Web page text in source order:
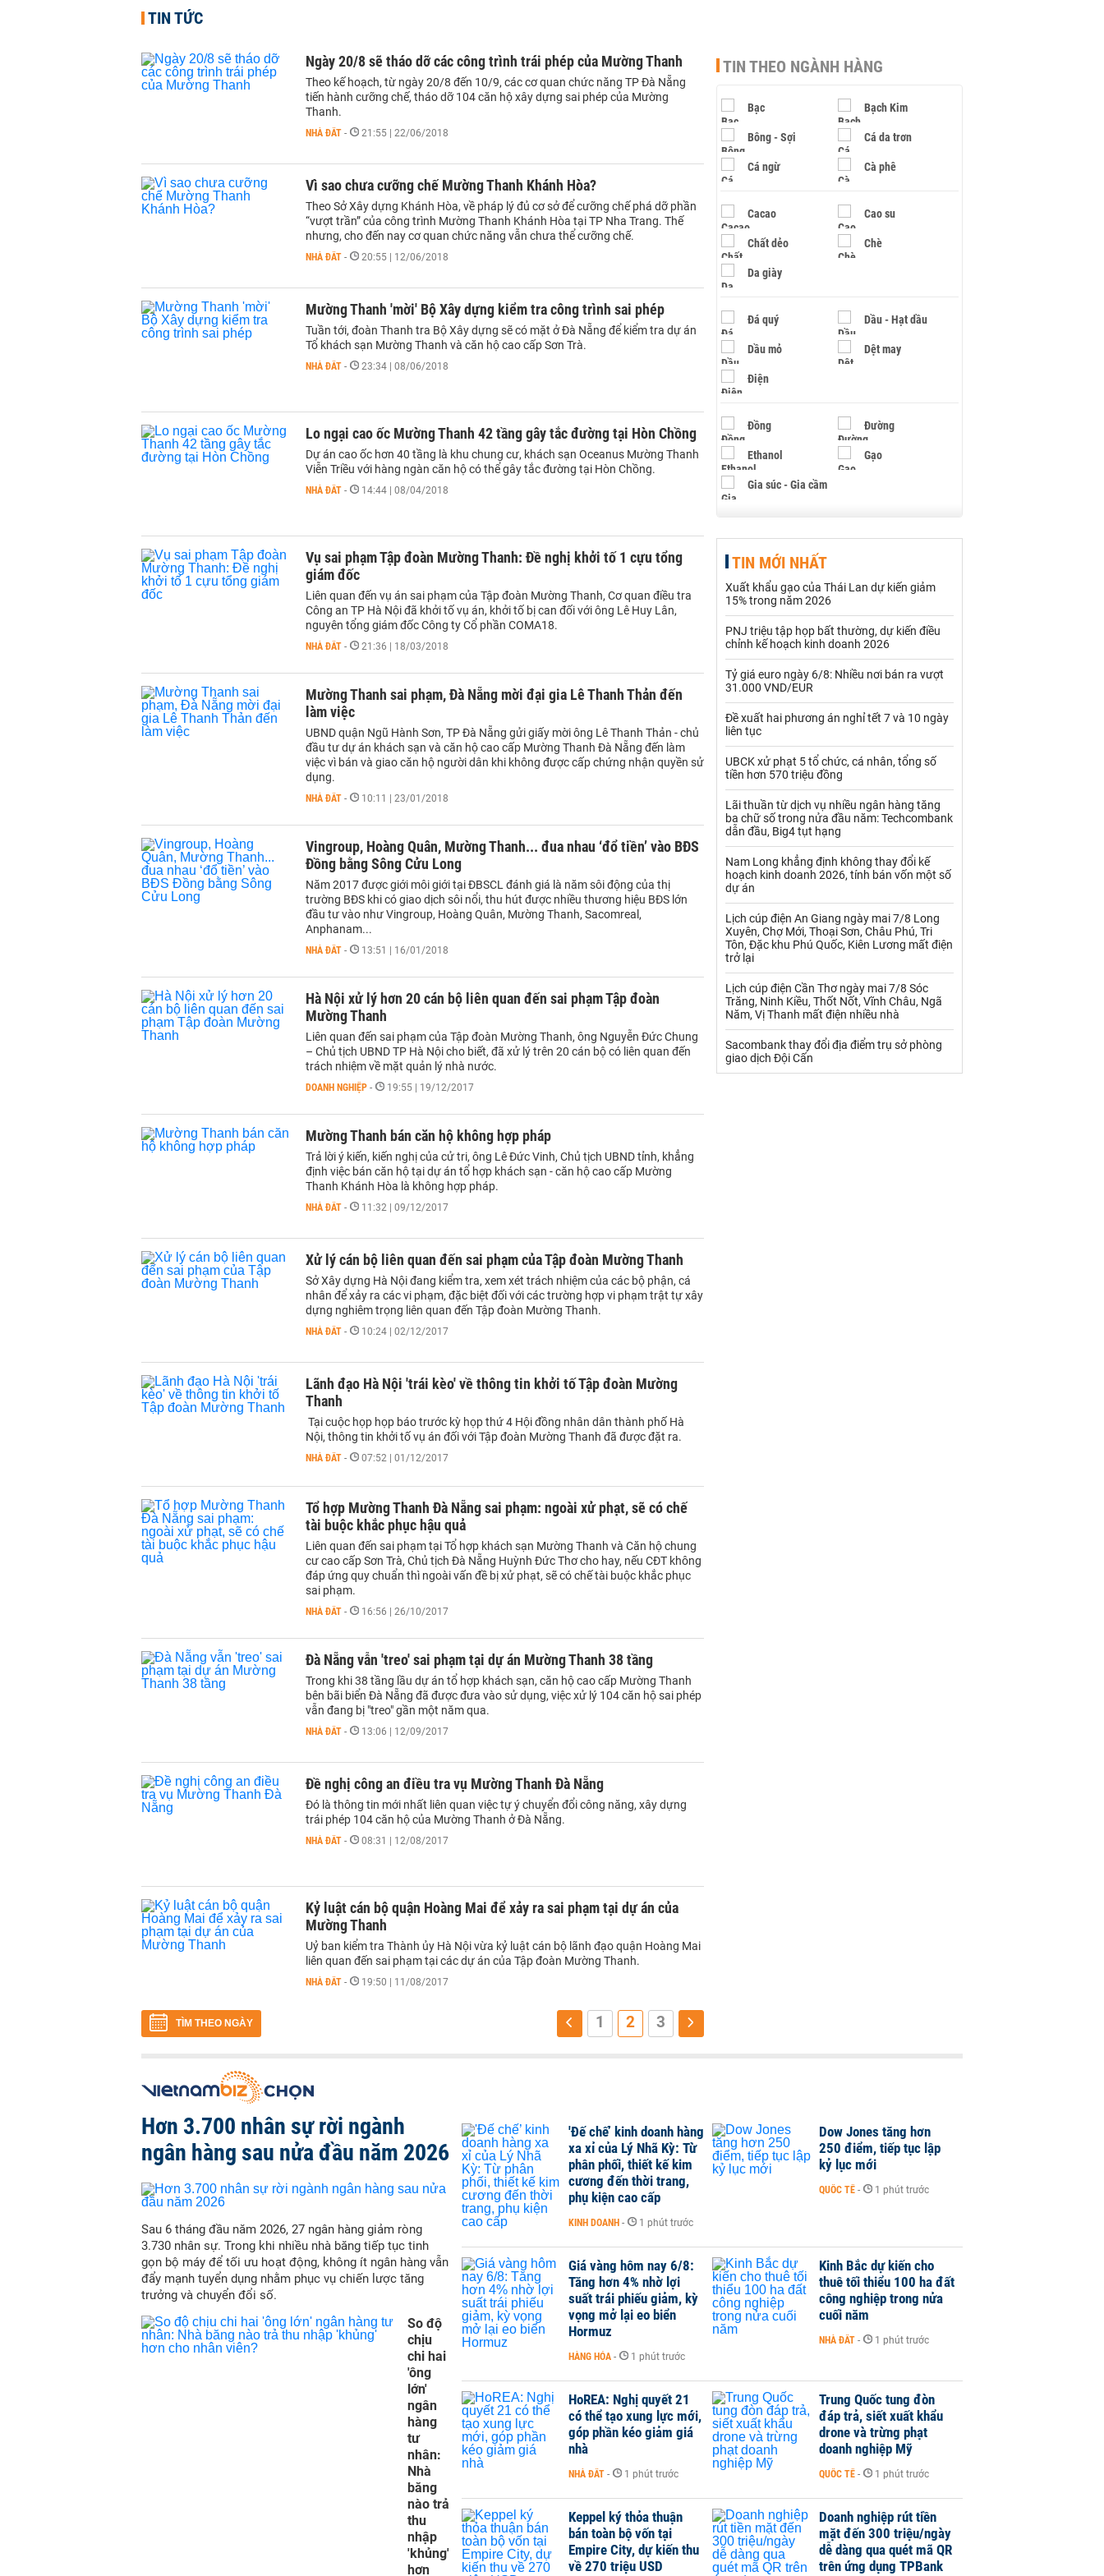
TIN TỨC
Ngày 20/8 sẽ tháo dỡ các công trình trái phép của Mường Thanh
Theo kế hoạch, từ ngày 20/8 đến 10/9, các cơ quan chức năng TP Đà Nẵng
tiến hành cưỡng chế, tháo dỡ 104 căn hộ xây dựng sai phép của Mường
Thanh.
NHÀ ĐẤT - 21:55 | 22/06/2018
Vì sao chưa cưỡng chế Mường Thanh Khánh Hòa?
Theo Sở Xây dựng Khánh Hòa, về pháp lý đủ cơ sở để cưỡng chế phá dỡ phần
“vượt trần” của công trình Mường Thanh Khánh Hòa tại TP Nha Trang. Thế
nhưng, cho đến nay cơ quan chức năng vẫn chưa thể cưỡng chế.
NHÀ ĐẤT - 20:55 | 12/06/2018
Mường Thanh 'mời' Bộ Xây dựng kiểm tra công trình sai phép
Tuần tới, đoàn Thanh tra Bộ Xây dựng sẽ có mặt ở Đà Nẵng để kiểm tra dự án
Tổ khách sạn Mường Thanh và căn hộ cao cấp Sơn Trà.
NHÀ ĐẤT - 23:34 | 08/06/2018
Lo ngại cao ốc Mường Thanh 42 tầng gây tắc đường tại Hòn Chồng
Dự án cao ốc hơn 40 tầng là khu chung cư, khách sạn Oceanus Mường Thanh
Viễn Triều với hàng ngàn căn hộ có thể gây tắc đường tại Hòn Chồng.
NHÀ ĐẤT - 14:44 | 08/04/2018
Vụ sai phạm Tập đoàn Mường Thanh: Đề nghị khởi tố 1 cựu tổng
giám đốc
Liên quan đến vụ án sai phạm của Tập đoàn Mường Thanh, Cơ quan điều tra
Công an TP Hà Nội đã khởi tố vụ án, khởi tố bị can đối với ông Lê Huy Lân,
nguyên tổng giám đốc Công ty Cổ phần COMA18.
NHÀ ĐẤT - 21:36 | 18/03/2018
Mường Thanh sai phạm, Đà Nẵng mời đại gia Lê Thanh Thản đến
làm việc
UBND quận Ngũ Hành Sơn, TP Đà Nẵng gửi giấy mời ông Lê Thanh Thản - chủ
đầu tư dự án khách sạn và căn hộ cao cấp Mường Thanh Đà Nẵng đến làm
việc vì bán và giao căn hộ người dân khi không được cấp chứng nhận quyền sử
dụng.
NHÀ ĐẤT - 10:11 | 23/01/2018
Vingroup, Hoàng Quân, Mường Thanh... đua nhau ‘đổ tiền’ vào BĐS
Đồng bằng Sông Cửu Long
Năm 2017 được giới môi giới tại ĐBSCL đánh giá là năm sôi động của thị
trường BĐS khi có giao dịch sôi nổi, thu hút được nhiều thương hiệu BĐS lớn
đầu tư vào như Vingroup, Hoàng Quân, Mường Thanh, Sacomreal,
Anphanam...
NHÀ ĐẤT - 13:51 | 16/01/2018
Hà Nội xử lý hơn 20 cán bộ liên quan đến sai phạm Tập đoàn
Mường Thanh
Liên quan đến sai phạm của Tập đoàn Mường Thanh, ông Nguyễn Đức Chung
– Chủ tịch UBND TP Hà Nội cho biết, đã xử lý trên 20 cán bộ có liên quan đến
trách nhiệm về mặt quản lý nhà nước.
DOANH NGHIỆP - 19:55 | 19/12/2017
Mường Thanh bán căn hộ không hợp pháp
Trả lời ý kiến, kiến nghị của cử tri, ông Lê Đức Vinh, Chủ tịch UBND tỉnh, khẳng
định việc bán căn hộ tại dự án tổ hợp khách sạn - căn hộ cao cấp Mường
Thanh Khánh Hòa là không hợp pháp.
NHÀ ĐẤT - 11:32 | 09/12/2017
Xử lý cán bộ liên quan đến sai phạm của Tập đoàn Mường Thanh
Sở Xây dựng Hà Nội đang kiểm tra, xem xét trách nhiệm của các bộ phận, cá
nhân để xảy ra các vi phạm, đặc biệt đối với các trường hợp vi phạm trật tự xây
dựng nghiêm trọng liên quan đến Tập đoàn Mường Thanh.
NHÀ ĐẤT - 10:24 | 02/12/2017
Lãnh đạo Hà Nội 'trái kèo' về thông tin khởi tố Tập đoàn Mường
Thanh
Tại cuộc họp họp báo trước kỳ họp thứ 4 Hội đồng nhân dân thành phố Hà
Nội, thông tin khởi tố vụ án đối với Tập đoàn Mường Thanh đã được đặt ra.
NHÀ ĐẤT - 07:52 | 01/12/2017
Tổ hợp Mường Thanh Đà Nẵng sai phạm: ngoài xử phạt, sẽ có chế
tài buộc khắc phục hậu quả
Liên quan đến sai phạm tại Tổ hợp khách sạn Mường Thanh và Căn hộ chung
cư cao cấp Sơn Trà, Chủ tịch Đà Nẵng Huỳnh Đức Thơ cho hay, nếu CĐT không
đáp ứng quy chuẩn thì ngoài vấn đề bị xử phạt, sẽ có chế tài buộc khắc phục
sai phạm.
NHÀ ĐẤT - 16:56 | 26/10/2017
Đà Nẵng vẫn 'treo' sai phạm tại dự án Mường Thanh 38 tầng
Trong khi 38 tầng lầu dự án tổ hợp khách sạn, căn hộ cao cấp Mường Thanh
bên bãi biển Đà Nẵng đã được đưa vào sử dụng, việc xử lý 104 căn hộ sai phép
vẫn đang bị "treo" gần một năm qua.
NHÀ ĐẤT - 13:06 | 12/09/2017
Đề nghị công an điều tra vụ Mường Thanh Đà Nẵng
Đó là thông tin mới nhất liên quan việc tự ý chuyển đổi công năng, xây dựng
trái phép 104 căn hộ của Mường Thanh ở Đà Nẵng.
NHÀ ĐẤT - 08:31 | 12/08/2017
Kỷ luật cán bộ quận Hoàng Mai để xảy ra sai phạm tại dự án của
Mường Thanh
Uỷ ban kiểm tra Thành ủy Hà Nội vừa kỷ luật cán bộ lãnh đạo quận Hoàng Mai
liên quan đến sai phạm tại các dự án của Tập đoàn Mường Thanh.
NHÀ ĐẤT - 19:50 | 11/08/2017
TÌM THEO NGÀY 1 2 3
TIN THEO NGÀNH HÀNG
Bạc Bạch Kim
Bông - Sợi Cá da trơn
Cá ngừ Cà phê
Cacao Cao su
Chất dẻo Chè
Da giày
Đá quý Dầu - Hạt dầu
Dầu mỏ Dệt may
Điện
Đồng Đường
Ethanol Gạo
Gia súc - Gia cầm
Hạt điều
Khí đốt
Kim loại khác Mắc ca
Muối Ngũ cốc
Nhựa - Hạt nhựa
Palladium Phân bón
Rau - Củ -Quả
Sữa
Than Thức ăn chăn nuôi
Thủy hải sản khác Tôm
VLXD khác Xăng dầu
Xi măng - Clynker
TIN MỚI NHẤT
Xuất khẩu gạo của Thái Lan dự kiến giảm
15% trong năm 2026
PNJ triệu tập họp bất thường, dự kiến điều
chỉnh kế hoạch kinh doanh 2026
Tỷ giá euro ngày 6/8: Nhiều nơi bán ra vượt
31.000 VND/EUR
Đề xuất hai phương án nghỉ tết 7 và 10 ngày
liên tục
UBCK xử phạt 5 tổ chức, cá nhân, tổng số
tiền hơn 570 triệu đồng
Lãi thuần từ dịch vụ nhiều ngân hàng tăng
ba chữ số trong nửa đầu năm: Techcombank
dẫn đầu, Big4 tụt hạng
Nam Long khẳng định không thay đổi kế
hoạch kinh doanh 2026, tính bán vốn một số
dự án
Lịch cúp điện An Giang ngày mai 7/8 Long
Xuyên, Chợ Mới, Thoại Sơn, Châu Phú, Tri
Tôn, Đặc khu Phú Quốc, Kiên Lương mất điện
trở lại
Lịch cúp điện Cần Thơ ngày mai 7/8 Sóc
Trăng, Ninh Kiều, Thốt Nốt, Vĩnh Châu, Ngã
Năm, Vị Thanh mất điện nhiều nhà
Sacombank thay đổi địa điểm trụ sở phòng
giao dịch Đội Cấn
Hơn 3.700 nhân sự rời ngành
ngân hàng sau nửa đầu năm 2026
Sau 6 tháng đầu năm 2026, 27 ngân hàng giảm ròng
3.730 nhân sự. Trong khi nhiều nhà băng tiếp tục tinh
gọn bộ máy để tối ưu hoạt động, không ít ngân hàng vẫn
đẩy mạnh tuyển dụng nhằm phục vụ chiến lược tăng
trưởng và chuyển đổi số.
So độ
chịu
chi hai
'ông
lớn'
ngân
hàng
tư
nhân:
Nhà
băng
nào trả
thu
nhập
'khủng'
hơn
'Đế chế’ kinh doanh hàng
xa xỉ của Lý Nhã Kỳ: Từ
phân phối, thiết kế kim
cương đến thời trang,
phụ kiện cao cấp
KINH DOANH - 1 phút trước
Dow Jones tăng hơn
250 điểm, tiếp tục lập
kỷ lục mới
QUỐC TẾ - 1 phút trước
Giá vàng hôm nay 6/8:
Tăng hơn 4% nhờ lợi
suất trái phiếu giảm, kỳ
vọng mở lại eo biển
Hormuz
HÀNG HÓA - 1 phút trước
Kinh Bắc dự kiến cho
thuê tối thiểu 100 ha đất
công nghiệp trong nửa
cuối năm
NHÀ ĐẤT - 1 phút trước
HoREA: Nghị quyết 21
có thể tạo xung lực mới,
góp phần kéo giảm giá
nhà
NHÀ ĐẤT - 1 phút trước
Trung Quốc tung đòn
đáp trả, siết xuất khẩu
drone và trừng phạt
doanh nghiệp Mỹ
QUỐC TẾ - 1 phút trước
Keppel ký thỏa thuận
bán toàn bộ vốn tại
Empire City, dự kiến thu
về 270 triệu USD
Doanh nghiệp rút tiền
mặt đến 300 triệu/ngày
dễ dàng qua quét mã QR
trên ứng dụng TPBank